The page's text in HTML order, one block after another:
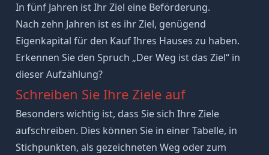
In fünf Jahren ist Ihr Ziel eine Beförderung.
Nach zehn Jahren ist es ihr Ziel, genügend
Eigenkapital für den Kauf Ihres Hauses zu haben.
Erkennen Sie den Spruch „Der Weg ist das Ziel“ in
dieser Aufzählung?
Schreiben Sie Ihre Ziele auf
Besonders wichtig ist, dass Sie sich Ihre Ziele
aufschreiben. Dies können Sie in einer Tabelle, in
Stichpunkten, als gezeichneten Weg oder zum